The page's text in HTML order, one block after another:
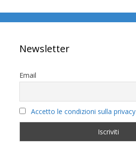
Newsletter
Email
Accetto le condizioni sulla privacy